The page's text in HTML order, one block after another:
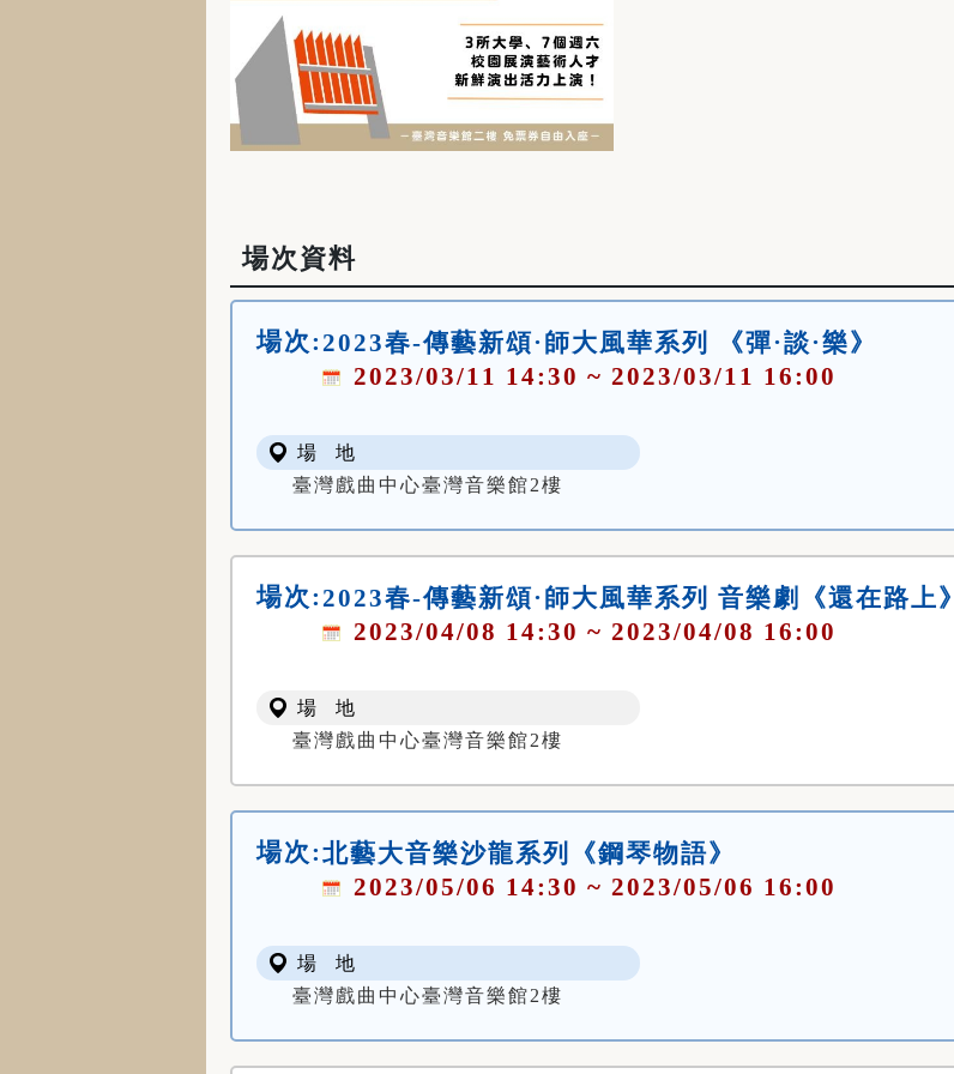
場次資料
場次:2023春-傳藝新頌·師大風華系列 《彈·談·樂》
2023/03/11 14:30 ~ 2023/03/11 16:00
場 地
臺灣戲曲中心臺灣音樂館2樓
場次:2023春-傳藝新頌·師大風華系列 音樂劇《還在路上》
2023/04/08 14:30 ~ 2023/04/08 16:00
場 地
臺灣戲曲中心臺灣音樂館2樓
場次:北藝大音樂沙龍系列《鋼琴物語》
2023/05/06 14:30 ~ 2023/05/06 16:00
場 地
臺灣戲曲中心臺灣音樂館2樓